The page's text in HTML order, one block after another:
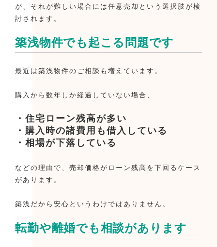
が、それが難しい場合には任意売却という選択肢が検
討されます。
築浅物件でも起こる問題です
最近は築浅物件のご相談も増えています。
購入から数年しか経過していない場合、
・住宅ローン残高が多い
・購入時の諸費用も借入している
・相場が下落している
などの理由で、売却価格がローン残高を下回るケース
があります。
築浅だから安心というわけではありません。
転勤や離婚でも相談があります